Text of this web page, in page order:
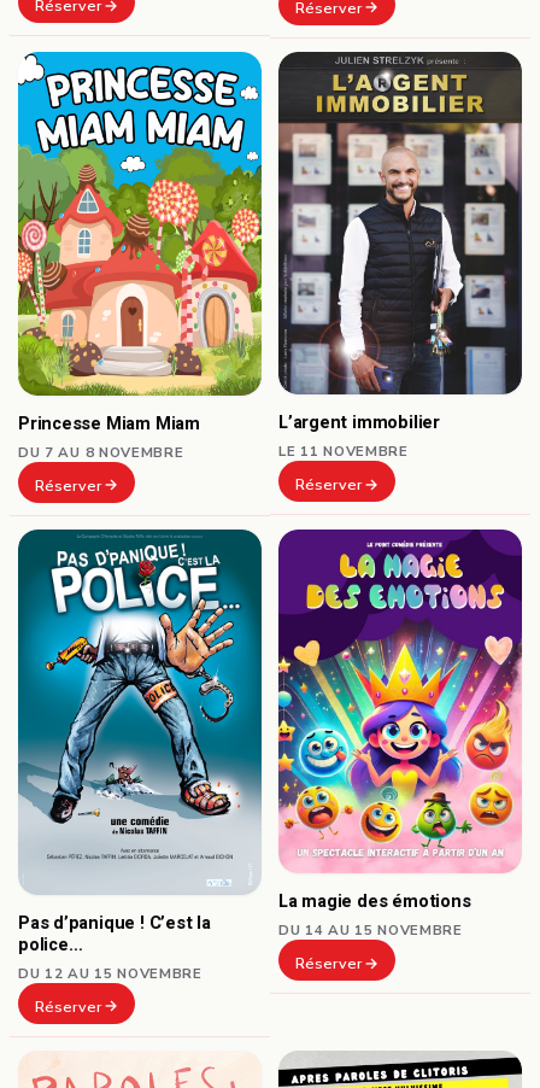
Réserver Réserver
Princesse Miam Miam
DU 7 AU 8 NOVEMBRE
Réserver
L’argent immobilier
LE 11 NOVEMBRE
Réserver
Pas d’panique ! C’est la
police…
DU 12 AU 15 NOVEMBRE
Réserver
La magie des émotions
DU 14 AU 15 NOVEMBRE
Réserver